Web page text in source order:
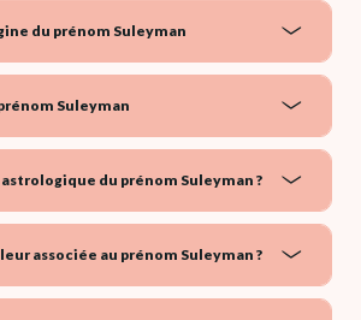
du prénom Suleyman
Suleyman
du prénom Suleyman ?
associée au prénom Suleyman ?